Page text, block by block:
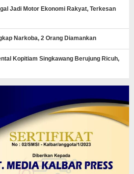
Jadi Motor Ekonomi Rakyat, Terkesan
Narkoba, 2 Orang Diamankan
Kopitiam Singkawang Berujung Ricuh,